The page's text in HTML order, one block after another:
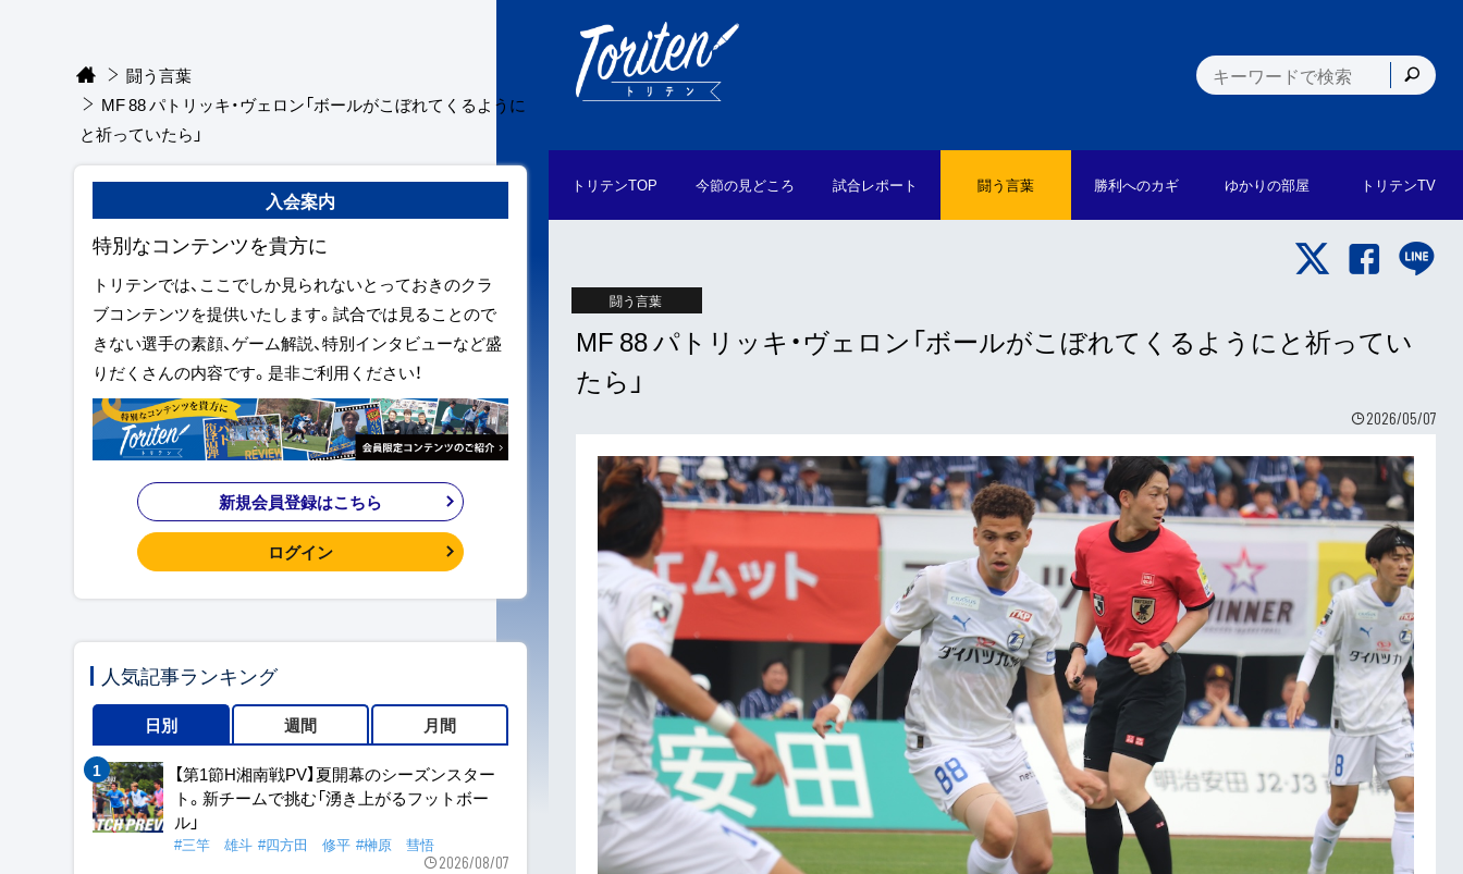
トリテンTOP 今節の見どころ 試合レポート 闘う言葉 勝利へのカギ ゆかりの部屋 トリテンTV
闘う言葉
MF 88 パトリッキ・ヴェロン「ボールがこぼれてくるようにと祈ってい
たら」
2026/05/07
闘う言葉
MF 88 パトリッキ・ヴェロン「ボールがこぼれてくるように
と祈っていたら」
入会案内
特別なコンテンツを貴方に
トリテンでは、ここでしか見られないとっておきのクラ
ブコンテンツを提供いたします。試合では見ることので
きない選手の素顔、ゲーム解説、特別インタビューなど盛
りだくさんの内容です。是非ご利用ください！
新規会員登録はこちら
ログイン
人気記事ランキング
日別 週間 月間
【第1節H湘南戦PV】夏開幕のシーズンスター
ト。新チームで挑む「湧き上がるフットボー
ル」
#三竿 雄斗 #四方田 修平 #榊原 彗悟
2026/08/07